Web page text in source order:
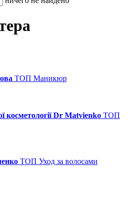
ТОП Маникюр
косметології Dr Matvienko ТОП
ТОП Уход за волосами